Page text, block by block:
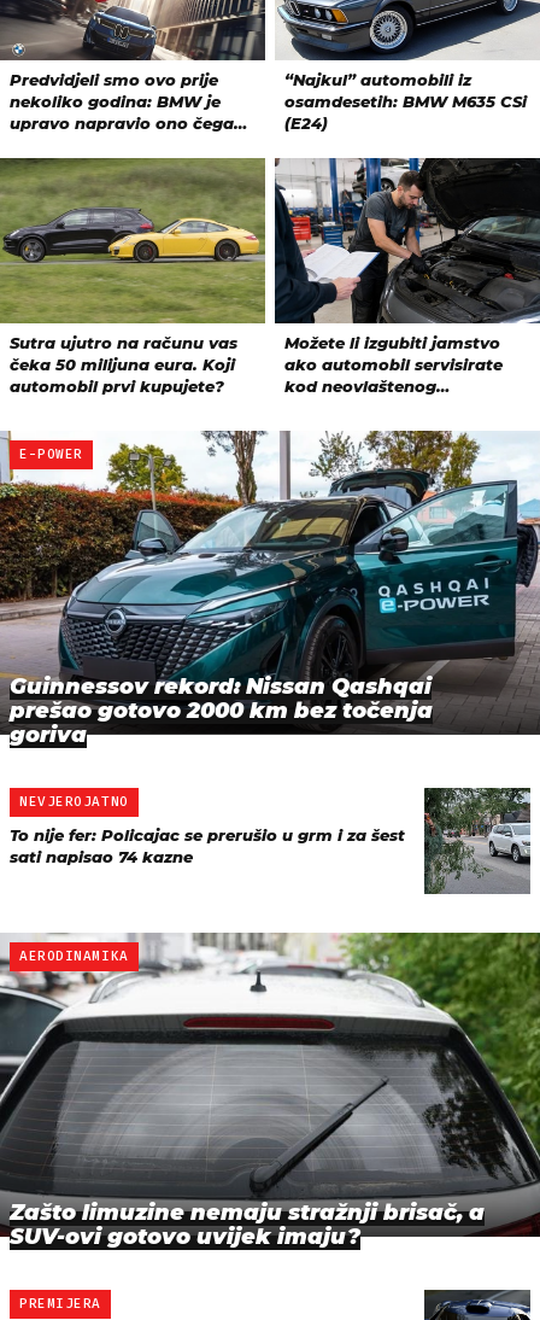
E-POWER
Guinnessov rekord: Nissan Qashqai
prešao gotovo 2000 km bez točenja
goriva
NEVJEROJATNO
To nije fer: Policajac se prerušio u grm i za šest
sati napisao 74 kazne
AERODINAMIKA
Zašto limuzine nemaju stražnji brisač, a
SUV-ovi gotovo uvijek imaju?
PREMIJERA